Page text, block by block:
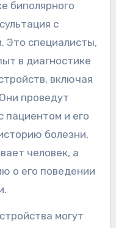
биполярного
с
Это специалисты,
в диагностике
включая
проведут
пациентом и его
болезни,
человек, а
о его поведении
могут